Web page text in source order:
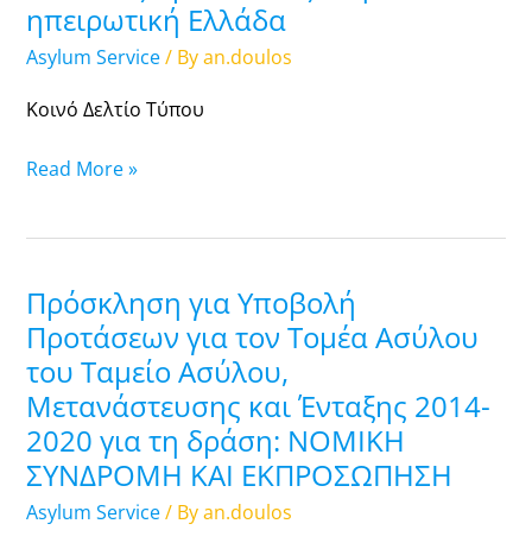
ηπειρωτική Ελλάδα
Asylum Service/ Byan.doulos
Κοινό Δελτίο Τύπου
σήμερα
η
προ-
αιτούντων
ηπειρωτική
Ελλάδα
Read More »
Πρόσκληση για Υποβολή
Προτάσεων για τον Τομέα Ασύλου
του Ταμείο Ασύλου,
Μετανάστευσης και Ένταξης 2014-
2020 για τη δράση: ΝΟΜΙΚΗ
ΣΥΝΔΡΟΜΗ ΚΑΙ ΕΚΠΡΟΣΩΠΗΣΗ
Asylum Service/ Byan.doulos
Πρόσκληση
για
Υποβολή
Προτάσεων
για
τον
Τομέα
Ασύλου